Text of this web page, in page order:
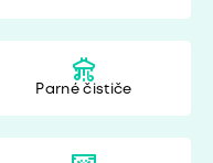
Parné čističe
Siete proti peľu